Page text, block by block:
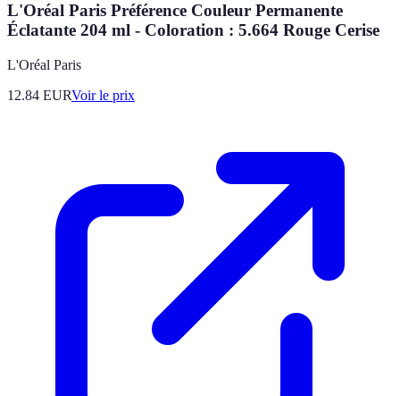
L'Oréal Paris Préférence Couleur Permanente
Éclatante 204 ml - Coloration : 5.664 Rouge Cerise
L'Oréal Paris
12.84 EURVoir le prix